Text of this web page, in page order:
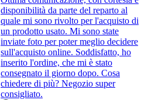
disponibilità da parte del reparto al
quale mi sono rivolto per l'acquisto di
un prodotto usato. Mi sono state
inviate foto per poter meglio decidere
sull'acquisto online. Soddisfatto, ho
inserito l'ordine, che mi è stato
consegnato il giorno dopo. Cosa
chiedere di più? Negozio super
consigliato.